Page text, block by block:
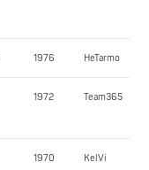
1976 HeTarmo
1972 Team365
1970 KelVi